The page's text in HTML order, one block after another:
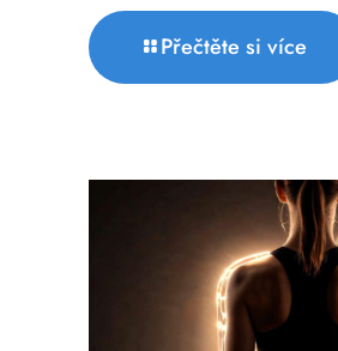
Přečtěte si více